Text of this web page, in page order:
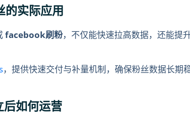
的实际应用
facebook刷粉，不仅能快速拉高数据，还能提
，提供快速交付与补量机制，确保粉丝数据长期稳
后如何运营